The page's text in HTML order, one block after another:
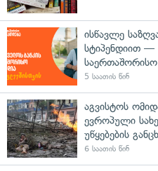
ისწავლე
სტიპენდიით —
5 საათის წინ
აგვისტოს
ევროპული
უწყებების
6 საათის წინ